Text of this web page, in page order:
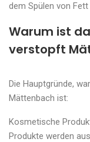
dem Spülen von
Warum ist
verstopft
Die Hauptgründe,
Mättenbach ist:
Kosmetische
Produkte werden